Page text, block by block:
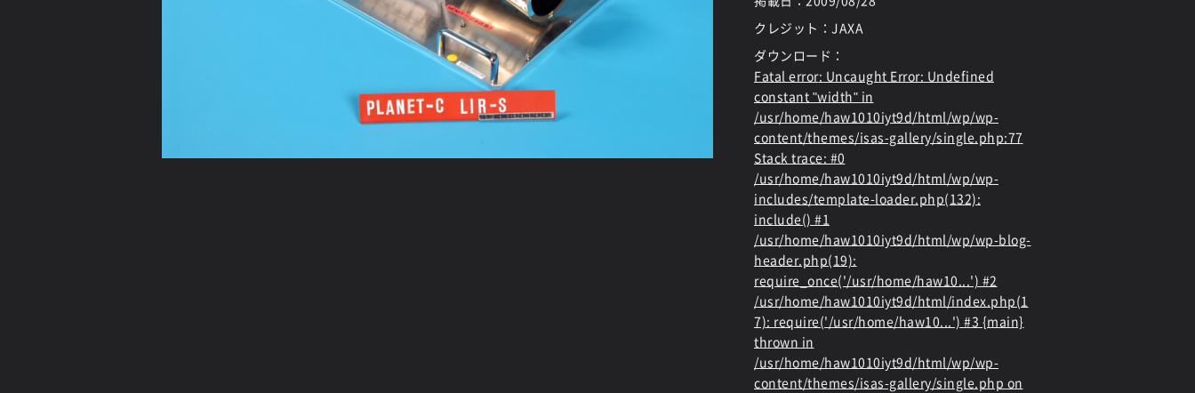
クレジット：JAXA
ダウンロード：
Fatal error: Uncaught Error: Undefined
constant "width" in
/usr/home/haw1010iyt9d/html/wp/wp-
content/themes/isas-gallery/single.php:77
Stack trace: #0
/usr/home/haw1010iyt9d/html/wp/wp-
includes/template-loader.php(132):
include() #1
/usr/home/haw1010iyt9d/html/wp/wp-blog-
header.php(19):
require_once('/usr/home/haw10...') #2
/usr/home/haw1010iyt9d/html/index.php(1
7): require('/usr/home/haw10...') #3 {main}
thrown in
/usr/home/haw1010iyt9d/html/wp/wp-
content/themes/isas-gallery/single.php on